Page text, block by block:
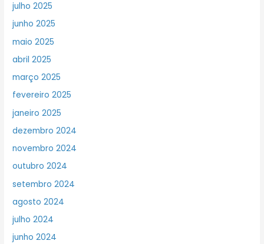
julho 2025
junho 2025
maio 2025
abril 2025
março 2025
fevereiro 2025
janeiro 2025
dezembro 2024
novembro 2024
outubro 2024
setembro 2024
agosto 2024
julho 2024
junho 2024